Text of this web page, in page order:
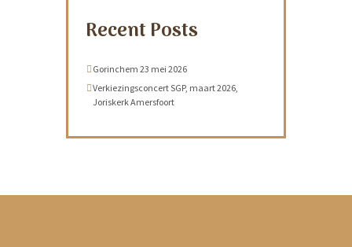
Recent Posts
Gorinchem 23 mei 2026
Verkiezingsconcert SGP, maart 2026,
Joriskerk Amersfoort